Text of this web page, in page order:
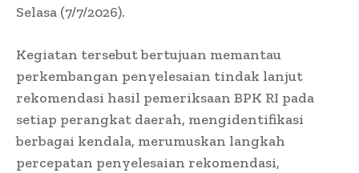
Selasa (7/7/2026).
Kegiatan tersebut bertujuan memantau
perkembangan penyelesaian tindak lanjut
rekomendasi hasil pemeriksaan BPK RI pada
setiap perangkat daerah, mengidentifikasi
berbagai kendala, merumuskan langkah
percepatan penyelesaian rekomendasi,